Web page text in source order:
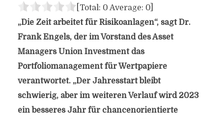
[Total: 0 Average: 0]
„Die Zeit arbeitet für Risikoanlagen“, sagt Dr.
Frank Engels, der im Vorstand des Asset
Managers Union Investment das
Portfoliomanagement für Wertpapiere
verantwortet. „Der Jahresstart bleibt
schwierig, aber im weiteren Verlauf wird 2023
ein besseres Jahr für chancenorientierte